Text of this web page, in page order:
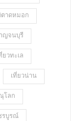
าดหมอก
ญจนบุรี
ยวทะเล
เที่ยวน่าน
โลก
รบูรณ์